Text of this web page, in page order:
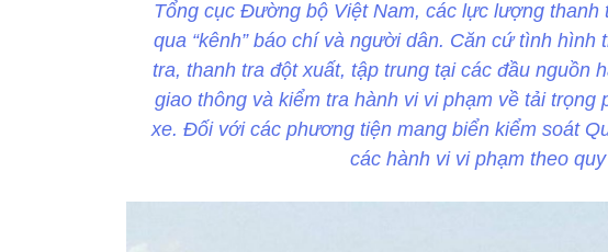
Tổng cục Đường bộ Việt Nam, các lực lượng
qua “kênh” báo chí và người dân. Căn cứ tình
tra, thanh tra đột xuất, tập trung tại các đầu nguồn
giao thông và kiểm tra hành vi vi phạm về tải
xe. Đối với các phương tiện mang biển kiểm soát
các hành vi vi phạm theo